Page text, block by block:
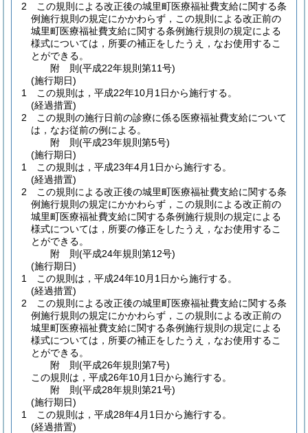
2
この規則による改正後の城里町医療福祉費支給に関する条
例施行規則の規定にかかわらず，この規則による改正前の
城里町医療福祉費支給に関する条例施行規則の規定による
様式については，所要の補正をしたうえ，なお使用するこ
とができる。
附 則(平成22年規則第11号)
(施行期日)
1
この規則は，平成22年10月1日から施行する。
(経過措置)
2
この規則の施行日前の診療に係る医療福祉費支給について
は，なお従前の例による。
附 則(平成23年規則第5号)
(施行期日)
1
この規則は，平成23年4月1日から施行する。
(経過措置)
2
この規則による改正後の城里町医療福祉費支給に関する条
例施行規則の規定にかかわらず，この規則による改正前の
城里町医療福祉費支給に関する条例施行規則の規定による
様式については，所要の修正をしたうえ，なお使用するこ
とができる。
附 則(平成24年規則第12号)
(施行期日)
1
この規則は，平成24年10月1日から施行する。
(経過措置)
2
この規則による改正後の城里町医療福祉費支給に関する条
例施行規則の規定にかかわらず，この規則による改正前の
城里町医療福祉費支給に関する条例施行規則の規定による
様式については，所要の補正をしたうえ，なお使用するこ
とができる。
附 則(平成26年規則第7号)
この規則は，平成26年10月1日から施行する。
附 則(平成28年規則第21号)
(施行期日)
1
この規則は，平成28年4月1日から施行する。
(経過措置)